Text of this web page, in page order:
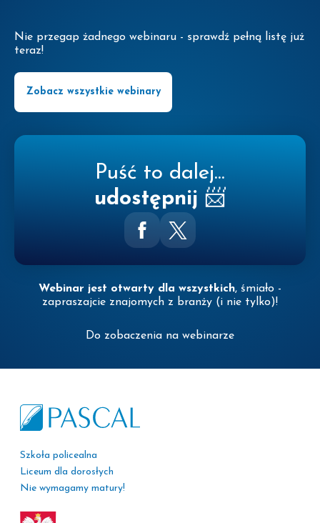
Nie przegap żadnego webinaru - sprawdź pełną listę już
teraz!
Zobacz wszystkie webinary
Puść to dalej...
udostępnij 📨
Webinar jest otwarty dla wszystkich, śmiało -
zapraszajcie znajomych z branży (i nie tylko)!
Do zobaczenia na webinarze
Szkoła policealna
Liceum dla dorosłych
Nie wymagamy matury!